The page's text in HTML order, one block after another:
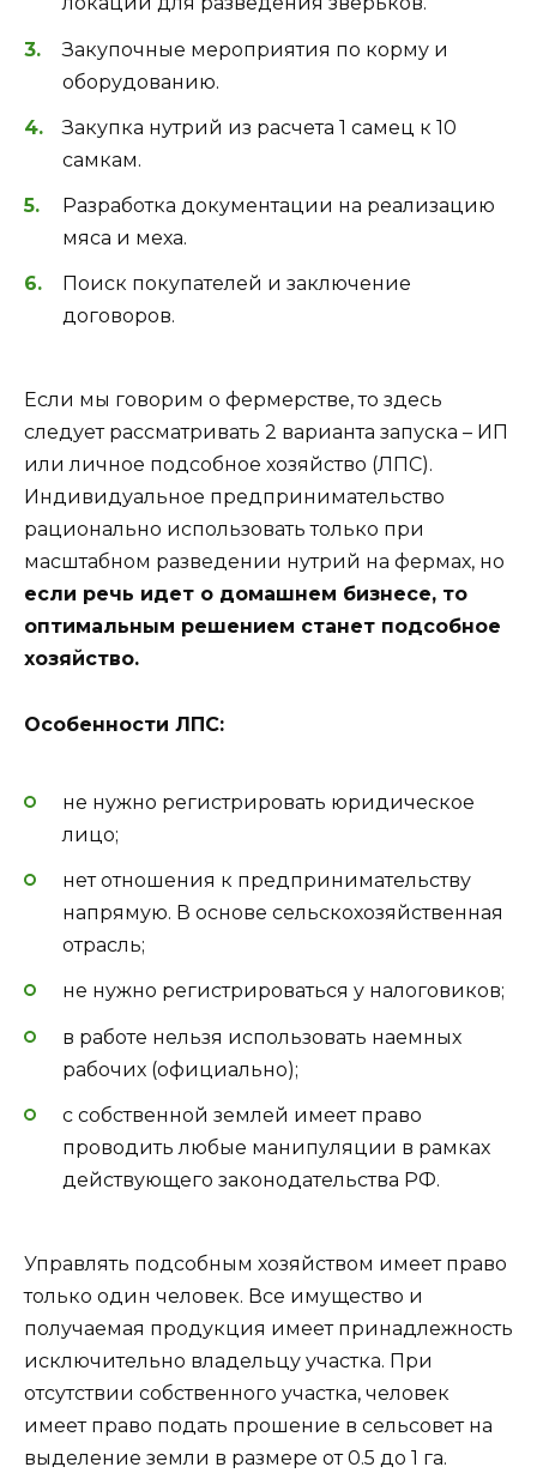
Закупочные мероприятия по корму и
оборудованию.
Закупка нутрий из расчета 1 самец к 10
самкам.
Разработка документации на реализацию
мяса и меха.
Поиск покупателей и заключение
договоров.
Если мы говорим о фермерстве, то здесь
следует рассматривать 2 варианта запуска – ИП
или личное подсобное хозяйство (ЛПС).
Индивидуальное предпринимательство
рационально использовать только при
масштабном разведении нутрий на фермах, но
если речь идет о домашнем бизнесе, то
оптимальным решением станет подсобное
хозяйство.
Особенности ЛПС:
не нужно регистрировать юридическое
лицо;
нет отношения к предпринимательству
напрямую. В основе сельскохозяйственная
отрасль;
не нужно регистрироваться у налоговиков;
в работе нельзя использовать наемных
рабочих (официально);
с собственной землей имеет право
проводить любые манипуляции в рамках
действующего законодательства РФ.
Управлять подсобным хозяйством имеет право
только один человек. Все имущество и
получаемая продукция имеет принадлежность
исключительно владельцу участка. При
отсутствии собственного участка, человек
имеет право подать прошение в сельсовет на
выделение земли в размере от 0.5 до 1 га.